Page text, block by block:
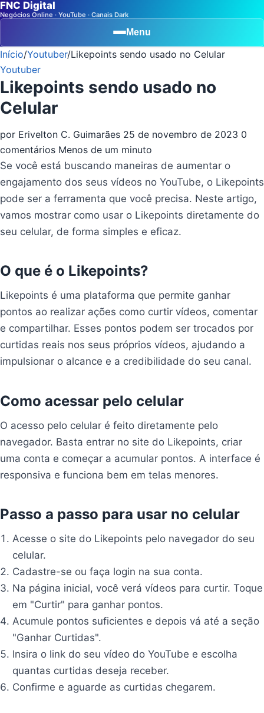
FNC Digital
Negócios Online · YouTube · Canais Dark
Menu
Início/Youtuber/Likepoints sendo usado no Celular
Youtuber
Likepoints sendo usado no
Celular
por Erivelton C. Guimarães 25 de novembro de 2023 0
comentários Menos de um minuto
Se você está buscando maneiras de aumentar o
engajamento dos seus vídeos no YouTube, o Likepoints
pode ser a ferramenta que você precisa. Neste artigo,
vamos mostrar como usar o Likepoints diretamente do
seu celular, de forma simples e eficaz.
O que é o Likepoints?
Likepoints é uma plataforma que permite ganhar
pontos ao realizar ações como curtir vídeos, comentar
e compartilhar. Esses pontos podem ser trocados por
curtidas reais nos seus próprios vídeos, ajudando a
impulsionar o alcance e a credibilidade do seu canal.
Como acessar pelo celular
O acesso pelo celular é feito diretamente pelo
navegador. Basta entrar no site do Likepoints, criar
uma conta e começar a acumular pontos. A interface é
responsiva e funciona bem em telas menores.
Passo a passo para usar no celular
Acesse o site do Likepoints pelo navegador do seu
celular.
Cadastre-se ou faça login na sua conta.
Na página inicial, você verá vídeos para curtir. Toque
em "Curtir" para ganhar pontos.
Acumule pontos suficientes e depois vá até a seção
"Ganhar Curtidas".
Insira o link do seu vídeo do YouTube e escolha
quantas curtidas deseja receber.
Confirme e aguarde as curtidas chegarem.